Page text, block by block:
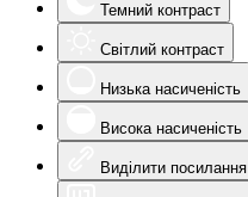
Темний контраст
Світлий контраст
Низька насиченість
Висока насиченість
Виділити посилання